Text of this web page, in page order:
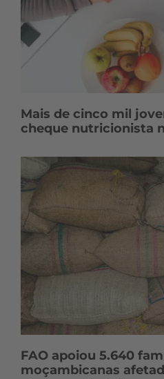
Mais de cinco mil
cheque nutricionista
FAO apoiou 5.640
moçambicanas